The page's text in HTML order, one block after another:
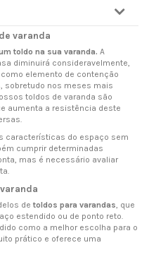
varanda
toldo na sua varanda. A
diminuirá consideravelmente,
elemento de contenção
sobretudo nos meses mais
toldos de varanda são
aumenta a resistência deste
características do espaço sem
cumprir determinadas
mas é necessário avaliar
de toldos para varandas, que
estendido ou de ponto reto.
como a melhor escolha para o
prático e oferece uma